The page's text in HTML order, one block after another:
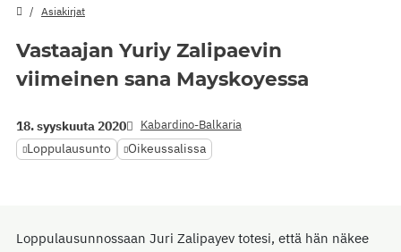
Asiakirjat
Vastaajan Yuriy Zalipaevin
viimeinen sana Mayskoyessa
18. syyskuuta 2020 Kabardino-Balkaria
Loppulausunto Oikeussalissa
Loppulausunnossaan Juri Zalipayev totesi, että hän näkee